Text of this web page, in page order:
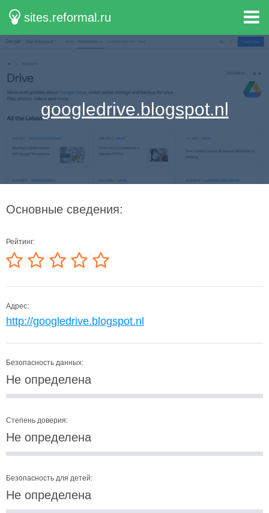
sites.reformal.ru
googledrive.blogspot.nl
Основные сведения:
Рейтинг:
Адрес:
http://googledrive.blogspot.nl
Безопасность данных:
Не определена
Степень доверия:
Не определена
Безопасность для детей:
Не определена